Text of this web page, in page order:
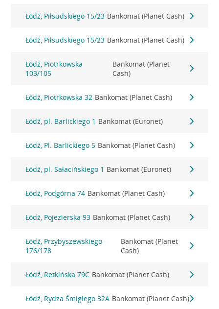
Łódź, Piłsudskiego 15/23 Bankomat (Planet Cash)
Łódź, Piłsudskiego 15/23 Bankomat (Planet Cash)
Łódź, Piotrkowska
103/105
Bankomat (Planet
Cash)
Łódź, Piotrkowska 32 Bankomat (Planet Cash)
Łódź, pl. Barlickiego 1 Bankomat (Euronet)
Łódź, Pl. Barlickiego 5 Bankomat (Planet Cash)
Łódź, pl. Sałacińskiego 1 Bankomat (Euronet)
Łódź, Podgórna 74 Bankomat (Planet Cash)
Łódź, Pojezierska 93 Bankomat (Planet Cash)
Łódź, Przybyszewskiego
176/178
Bankomat (Planet
Cash)
Łódź, Retkińska 79C Bankomat (Planet Cash)
Łódź, Rydza Śmigłego 32A Bankomat (Planet Cash)